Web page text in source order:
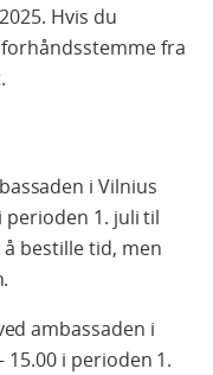
Hvis du
fra
i Vilnius
perioden 1. juli til
bestille tid, men
ambassaden i
15.00 i perioden 1.